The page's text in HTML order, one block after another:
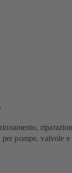
per pompe, valvole